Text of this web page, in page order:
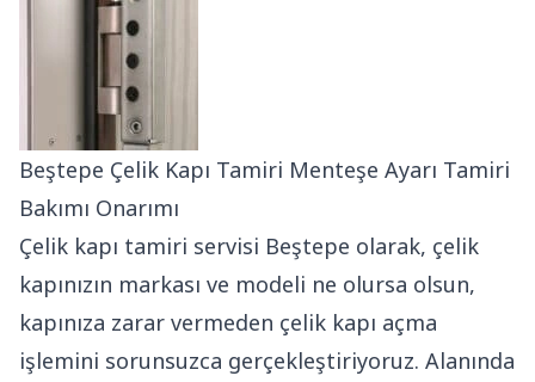
Beştepe Çelik Kapı Tamiri Menteşe Ayarı Tamiri
Bakımı Onarımı
Çelik kapı tamiri servisi Beştepe olarak, çelik
kapınızın markası ve modeli ne olursa olsun,
kapınıza zarar vermeden çelik kapı açma
işlemini sorunsuzca gerçekleştiriyoruz. Alanında